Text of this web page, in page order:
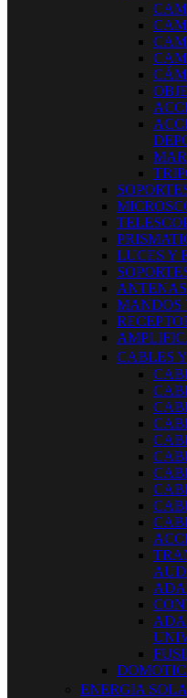
LUCES Y
MANDOS
CABLES
ENERGIA